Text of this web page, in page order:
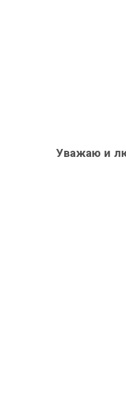
Уважаю и